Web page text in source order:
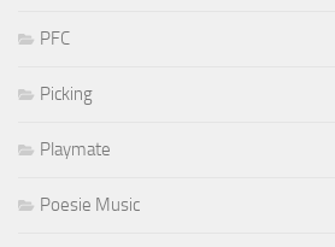
PFC
Picking
Playmate
Poesie Music